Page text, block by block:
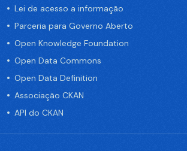
Lei de acesso a informação
Parceria para Governo Aberto
Open Knowledge Foundation
Open Data Commons
Open Data Definition
Associação CKAN
API do CKAN